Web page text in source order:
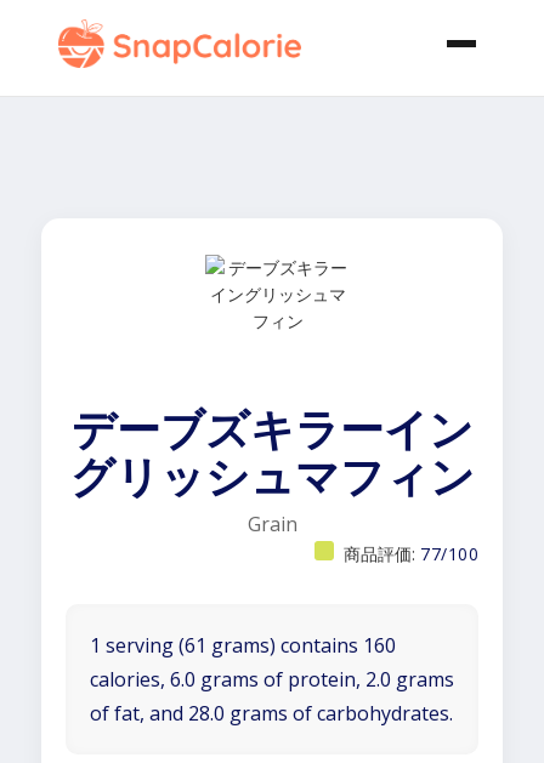
デーブズキラーイン
グリッシュマフィン
Grain
商品評価: 77/100
1 serving (61 grams) contains 160
calories, 6.0 grams of protein, 2.0 grams
of fat, and 28.0 grams of carbohydrates.